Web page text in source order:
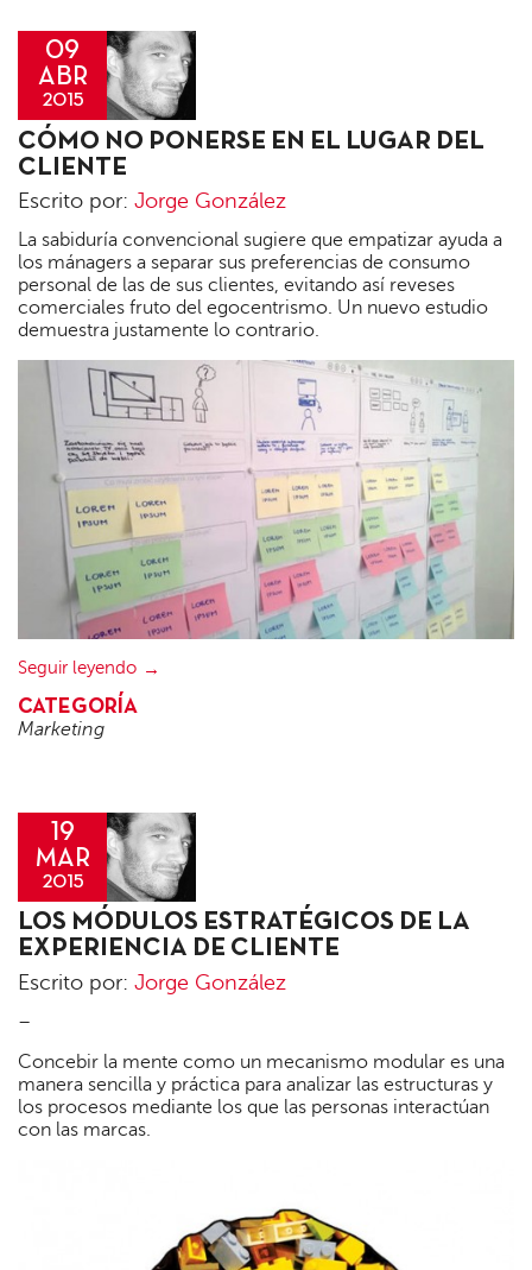
09
ABR
2015
Jorge
González
CÓMO NO PONERSE EN EL LUGAR DEL
CLIENTE
Escrito por: Jorge González
La sabiduría convencional sugiere que empatizar ayuda a
los mánagers a separar sus preferencias de consumo
personal de las de sus clientes, evitando así reveses
comerciales fruto del egocentrismo. Un nuevo estudio
demuestra justamente lo contrario.
Seguir leyendo
CATEGORÍA
Marketing
19
MAR
2015
Jorge
González
LOS MÓDULOS ESTRATÉGICOS DE LA
EXPERIENCIA DE CLIENTE
Escrito por: Jorge González
–
Concebir la mente como un mecanismo modular es una
manera sencilla y práctica para analizar las estructuras y
los procesos mediante los que las personas interactúan
con las marcas.